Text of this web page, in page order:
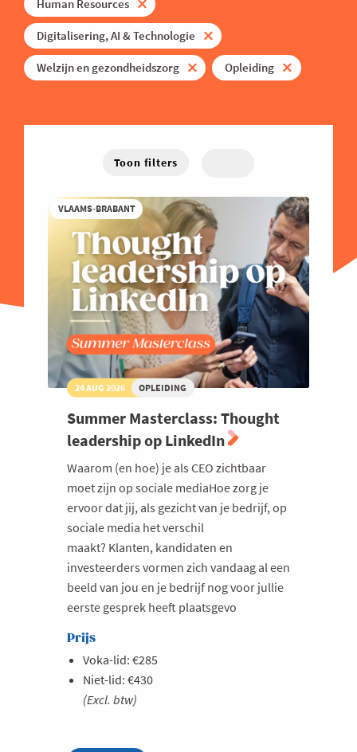
Human Resources
Digitalisering, AI & Technologie
Welzijn en gezondheidszorg Opleiding
Toon filters
VLAAMS-BRABANT
24 AUG 2026 OPLEIDING
Summer Masterclass: Thought
leadership op LinkedIn
Waarom (en hoe) je als CEO zichtbaar
moet zijn op sociale mediaHoe zorg je
ervoor dat jij, als gezicht van je bedrijf, op
sociale media het verschil
maakt? Klanten, kandidaten en
investeerders vormen zich vandaag al een
beeld van jou en je bedrijf nog voor jullie
eerste gesprek heeft plaatsgevo
Prijs
Voka-lid: €285
Niet-lid: €430
(Excl. btw)
West-Vlaanderen
Familiebedrijven
Financieel
Good Governance
Human Resources
Innovatie
Internationaal Ondernemen
Juridisch
Logistiek en Transport
Luchtvaart
Marketing & Sales
Milieu
Netwerking
Onderwijs
Opvolging en Overname
Persoonlijke vaardigheden
Regeringsvorming
Retail
Ruimtelijke ordening en Infrastructuur
Strategie
Supply Chain
Traject
Hybride
Online